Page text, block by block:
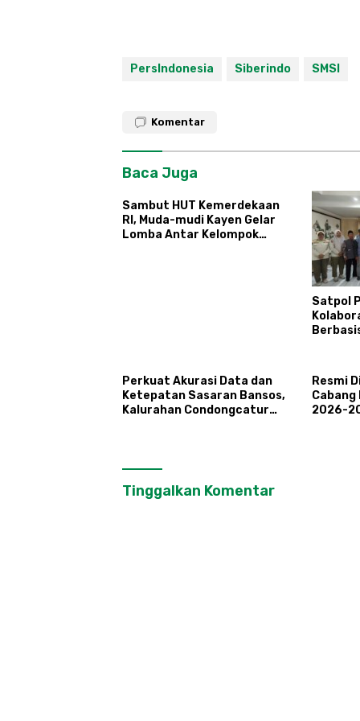
PersIndonesia Siberindo SMSI
Komentar
Baca Juga
Sambut HUT Kemerdekaan
RI, Muda-mudi Kayen Gelar
Lomba Antar Kelompok
Satpol
Perkuat Akurasi Data dan
Ketepatan Sasaran Bansos,
Kalurahan Condongcatur
Resmi
Cabang
2026-
Tinggalkan Komentar